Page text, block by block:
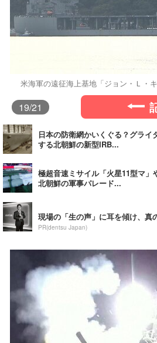
米海軍の遠征海上基地「ジョン・Ｌ・
19/21
日本の防衛網かいくぐる？グラ
する北朝鮮の新型IRB...
極超音速ミサイル「火星11型マ
北朝鮮の軍事パレード...
現場の「生の声」に耳を傾け、真
PR(dentsu Japan)